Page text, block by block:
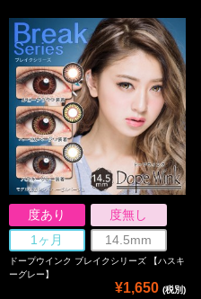
度あり
度無し
1ヶ月
14.5mm
ドープウインク ブレイクシリーズ 【ハスキ
ーグレー】
¥1,650 (税別)